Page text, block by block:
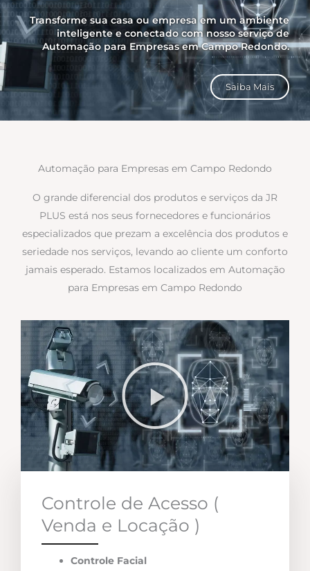
Transforme sua casa ou empresa em um ambiente
inteligente e conectado com nosso serviço de
Automação para Empresas em Campo Redondo.
Saiba Mais
Automação para Empresas em Campo Redondo
O grande diferencial dos produtos e serviços da JR
PLUS está nos seus fornecedores e funcionários
especializados que prezam a excelência dos produtos e
seriedade nos serviços, levando ao cliente um conforto
jamais esperado. Estamos localizados em Automação
para Empresas em Campo Redondo
Controle de Acesso (
Venda e Locação )
Controle Facial